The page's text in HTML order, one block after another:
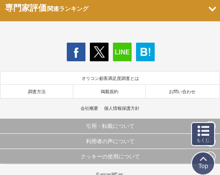
専門家評価関連ランキング
オリコン顧客満足度調査とは
調査方法 掲載規約 お問い合わせ
会社概要 個人情報保護方針
引用・転載について
当サイトで公開されている情報（文字、写真、イラスト、画像データ等）及びこれらの配置・
これらの情報を権利者の許可なく無断転載・複製などの二次利用を行うことは固く禁じており
利用者の声について
当サイトに掲載している内容はすべてサービスの利用者が提出された見解・感想です。
クッキーの使用について
このサイトでは Cookie を使用して、ユーザーに合わせたコンテンツや広告の表示、ソーシャル
もくじ
Top